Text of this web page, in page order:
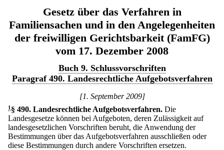
Gesetz über das Verfahren in
Familiensachen und in den Angelegenheiten
der freiwilligen Gerichtsbarkeit (FamFG)
vom 17. Dezember 2008
Buch 9. Schlussvorschriften
Paragraf 490. Landesrechtliche Aufgebotsverfahren
[1. September 2009]
1 § 490. Landesrechtliche Aufgebotsverfahren. Die
Landesgesetze können bei Aufgeboten, deren Zulässigkeit auf
landesgesetzlichen Vorschriften beruht, die Anwendung der
Bestimmungen über das Aufgebotsverfahren ausschließen oder
diese Bestimmungen durch andere Vorschriften ersetzen.